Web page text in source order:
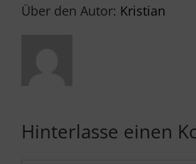
Über den Autor: Kristian
Hinterlasse einen